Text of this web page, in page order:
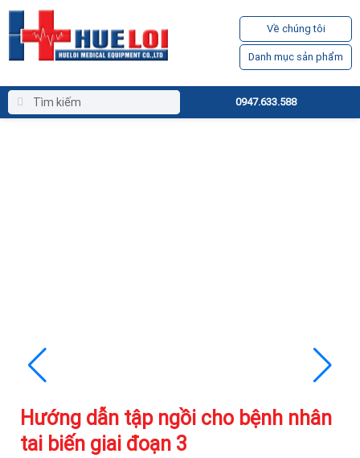
Về chúng tôi
Danh mục sản phẩm
0947.633.588
Hướng dẫn tập ngồi cho bệnh nhân
tai biến giai đoạn 3